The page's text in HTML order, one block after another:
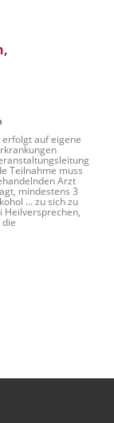
auf eigene
Teilnahme muss
Arzt
mindestens 3
... zu sich zu
Heilversprechen,